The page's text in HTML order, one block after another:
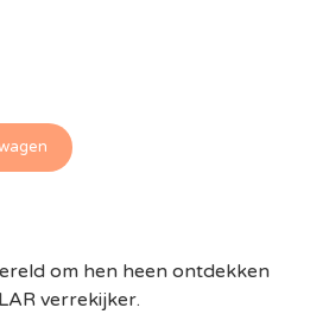
om hen heen ontdekken
verrekijker.